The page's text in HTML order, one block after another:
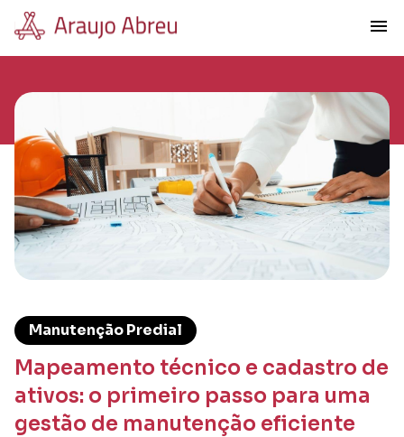
menu
Manutenção Predial
Mapeamento técnico e cadastro de
ativos: o primeiro passo para uma
gestão de manutenção eficiente